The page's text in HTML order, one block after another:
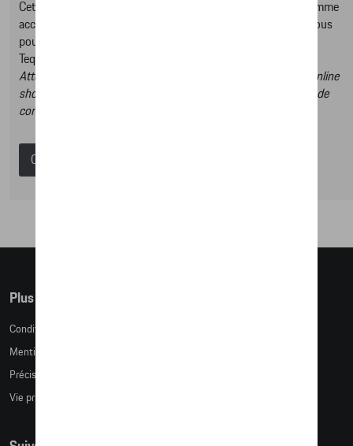
Cet online shop vous présente une sélection d’articles de la gamme
accessoires Tequipment, pour découvrir la gamme complète vous
pouvez consulter notre Moteur de recherche d’accessoires
Tequipment.
Attention, en cliquant sur le lien du catalogue vous sortez du online
shop et dans ce catalogue vous n’aurez donc pas la possibilité de
commander des articles en ligne.
Catalogue Porsche
Plus d'informations
Conditions de vente
Mentions légales
Précision des tailles
Vie privée